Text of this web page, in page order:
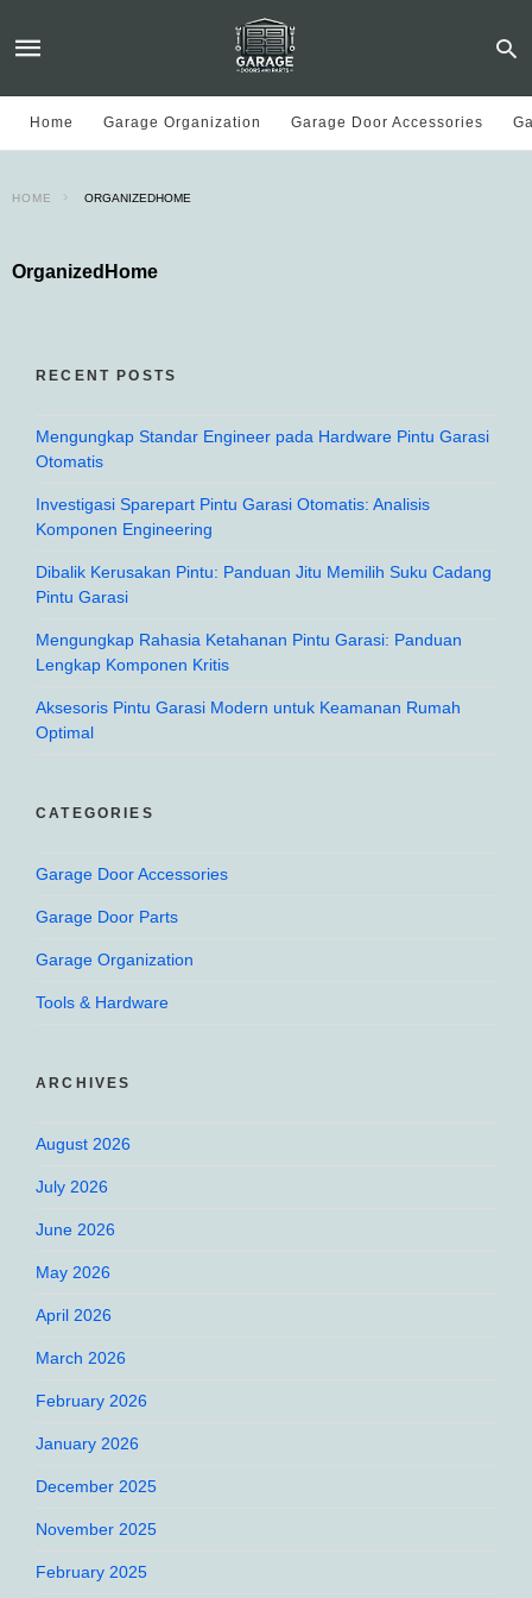
Home Garage Organization Garage Door Accessories
HOME ORGANIZEDHOME
OrganizedHome
RECENT POSTS
Mengungkap Standar Engineer pada Hardware Pintu Garasi
Otomatis
Investigasi Sparepart Pintu Garasi Otomatis: Analisis
Komponen Engineering
Dibalik Kerusakan Pintu: Panduan Jitu Memilih Suku Cadang
Pintu Garasi
Mengungkap Rahasia Ketahanan Pintu Garasi: Panduan
Lengkap Komponen Kritis
Aksesoris Pintu Garasi Modern untuk Keamanan Rumah
Optimal
CATEGORIES
Garage Door Accessories
Garage Door Parts
Garage Organization
Tools & Hardware
ARCHIVES
August 2026
July 2026
June 2026
May 2026
April 2026
March 2026
February 2026
January 2026
December 2025
November 2025
February 2025